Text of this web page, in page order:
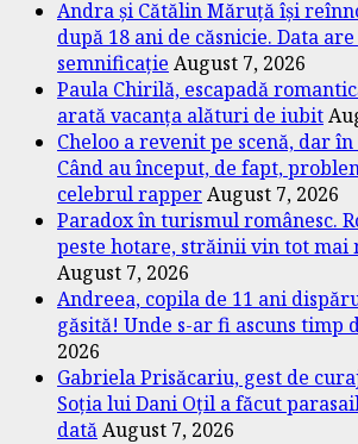
Andra și Cătălin Măruță își
după 18 ani de căsnicie. Data
semnificație August 7, 2026
Paula Chirilă, escapadă
arată vacanța alături de iubit
Cheloo a revenit pe scenă, dar
Când au început, de fapt,
celebrul rapperAugust 7, 2026
Paradox în turismul românesc.
peste hotare, străinii vin tot mai
August 7, 2026
Andreea, copila de 11 ani
găsită! Unde s-ar fi ascuns timp
2026
Gabriela Prisăcariu, gest de
Soția lui Dani Oțil a făcut
datăAugust 7, 2026